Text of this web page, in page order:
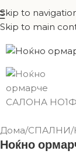
Skip to
Skip to main
Дома/СПАЛНИ/
Ноќно